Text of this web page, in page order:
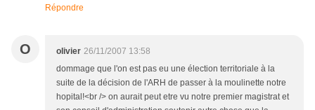
Répondre
O olivier 26/11/2007 13:58
dommage que l'on est pas eu une élection territoriale à la
suite de la décision de l'ARH de passer à la moulinette notre
hopital!<br /> on aurait peut etre vu notre premier magistrat et